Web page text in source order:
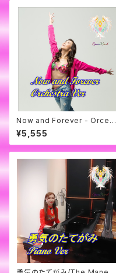
Now and Forever - Orcehs
tra/オーケストラ Version - by
SpaceWind
¥5,555